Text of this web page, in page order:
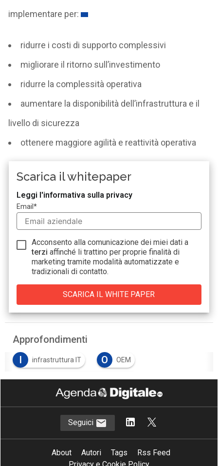
implementare per:
ridurre i costi di supporto complessivi
migliorare il ritorno sull’investimento
ridurre la complessità operativa
aumentare la disponibilità dell’infrastruttura e il
livello di sicurezza
ottenere maggiore agilità e reattività operativa
Scarica il whitepaper
Leggi l'informativa sulla privacy
Email*
Acconsento alla comunicazione dei miei dati a
terzi affinché li trattino per proprie finalità di
marketing tramite modalità automatizzate e
tradizionali di contatto.
Approfondimenti
I
infrastruttura IT O OEM
O Original equipment manufacturer
Seguici
About Autori Tags
Rss Feed
Privacy e Cookie Policy